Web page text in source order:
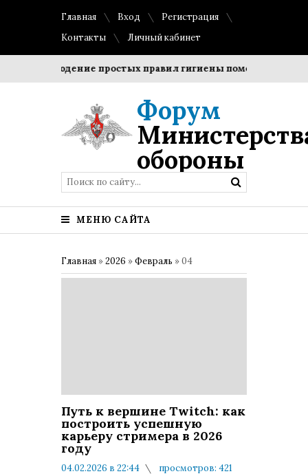
Главная Вход
Регистрация
Контакты
Личный кабинет
Соблюдение простых правил гигиены помогает
Форум
обороны
МЕНЮ САЙТА
Главная »2026 »Февраль »04
Путь к вершине Twitch: как
построить успешную
карьеру стримера в 2026
году
04.02.2026 в 22:44
просмотров: 421